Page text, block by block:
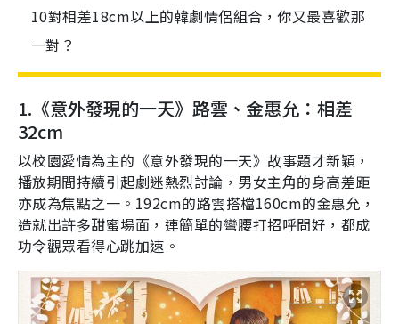
10對相差18cm以上的韓劇情侶組合，你又最喜歡那
一對？
1. 《意外發現的一天》路雲、金惠允：相差
32cm
以校園愛情為主的《意外發現的一天》故事題才新穎，
播放期間持續引起劇迷熱烈討論，男女主角的身高差距
亦成為焦點之一。192cm的路雲搭檔160cm的金惠允，
造就出許多甜蜜場面，連簡單的彎腰打招呼問好，都成
功令觀眾看得心跳加速。